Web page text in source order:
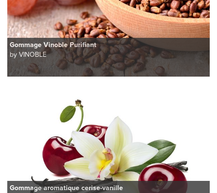
Gommage Vinoble Purifiant
by VINOBLE
Gommage aromatique cerise-vanille